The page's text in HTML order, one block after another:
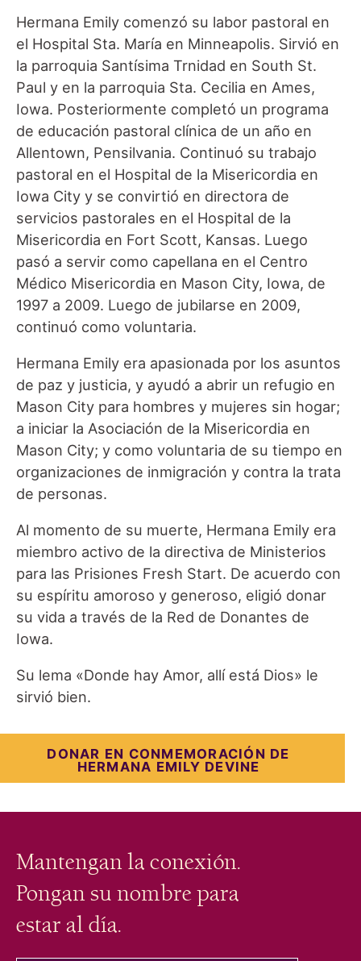
Hermana Emily comenzó su labor pastoral en
el Hospital Sta. María en Minneapolis. Sirvió en
la parroquia Santísima Trnidad en South St.
Paul y en la parroquia Sta. Cecilia en Ames,
Iowa. Posteriormente completó un programa
de educación pastoral clínica de un año en
Allentown, Pensilvania. Continuó su trabajo
pastoral en el Hospital de la Misericordia en
Iowa City y se convirtió en directora de
servicios pastorales en el Hospital de la
Misericordia en Fort Scott, Kansas. Luego
pasó a servir como capellana en el Centro
Médico Misericordia en Mason City, Iowa, de
1997 a 2009. Luego de jubilarse en 2009,
continuó como voluntaria.
Hermana Emily era apasionada por los asuntos
de paz y justicia, y ayudó a abrir un refugio en
Mason City para hombres y mujeres sin hogar;
a iniciar la Asociación de la Misericordia en
Mason City; y como voluntaria de su tiempo en
organizaciones de inmigración y contra la trata
de personas.
Al momento de su muerte, Hermana Emily era
miembro activo de la directiva de Ministerios
para las Prisiones Fresh Start. De acuerdo con
su espíritu amoroso y generoso, eligió donar
su vida a través de la Red de Donantes de
Iowa.
Su lema «Donde hay Amor, allí está Dios» le
sirvió bien.
DONAR EN CONMEMORACIÓN DE
HERMANA EMILY DEVINE
Mantengan la conexión.
Pongan su nombre para
estar al día.